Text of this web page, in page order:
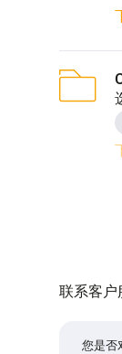
联系客户
您是否